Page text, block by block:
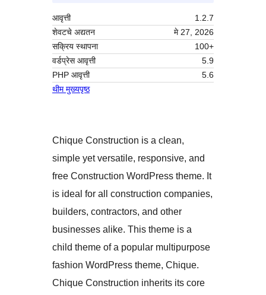
आवृत्ती
1.2.7
शेवटचे अद्यतन
मे 27, 2026
सक्रिय स्थापना
100+
वर्डप्रेस आवृत्ती
5.9
PHP आवृत्ती
5.6
थीम मुख्यपृष्ठ
Chique Construction is a clean,
simple yet versatile, responsive, and
free Construction WordPress theme. It
is ideal for all construction companies,
builders, contractors, and other
businesses alike. This theme is a
child theme of a popular multipurpose
fashion WordPress theme, Chique.
Chique Construction inherits its core